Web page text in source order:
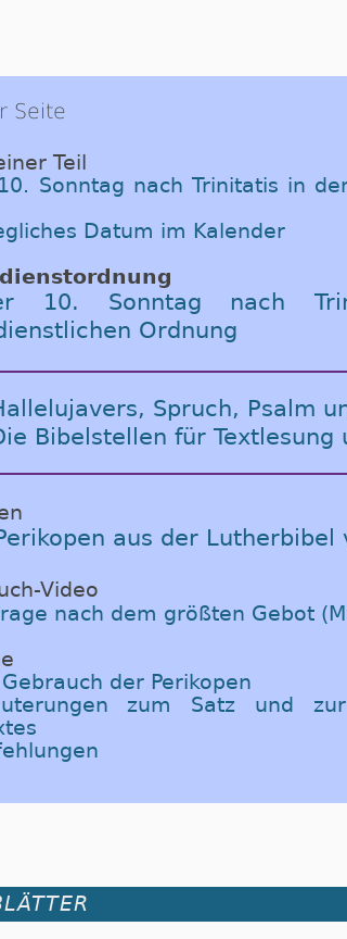
Seite
Teil
Sonntag nach Trinitatis in
Datum im Kalender
10. Sonntag nach
Ordnung
Spruch, Psalm
Bibelstellen für Textlesung
aus der Lutherbibel
Video
nach dem größten Gebot
der Perikopen
zum Satz und